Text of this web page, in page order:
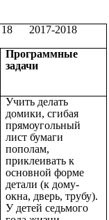
18 2017-2018
Программные
задачи
Учить делать
домики, сгибая
прямоугольный
лист бумаги
пополам,
приклеивать к
основной форме
детали (к дому-
окна, дверь, трубу).
У детей седьмого